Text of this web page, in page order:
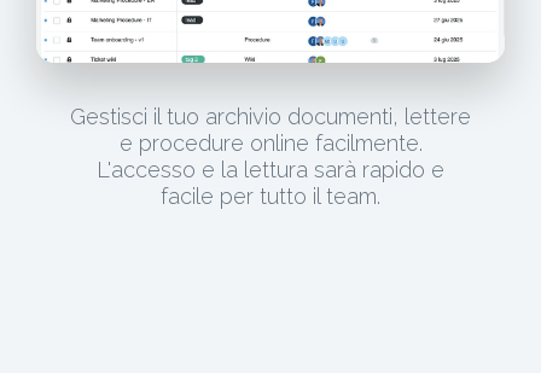
Gestisci il tuo archivio documenti, lettere
e procedure online facilmente.
L'accesso e la lettura sarà rapido e
facile per tutto il team.